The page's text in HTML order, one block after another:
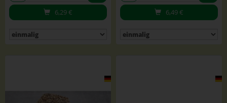
6,29€ 6,49€